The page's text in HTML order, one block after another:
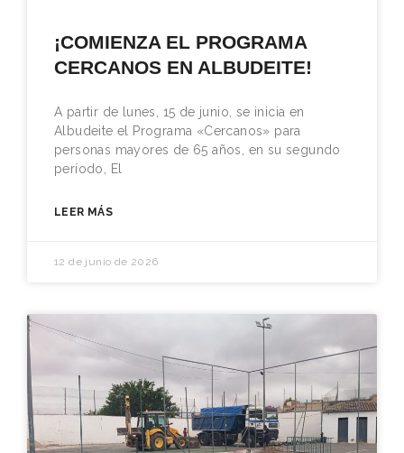
¡COMIENZA EL PROGRAMA
CERCANOS EN ALBUDEITE!
A partir de lunes, 15 de junio, se inicia en
Albudeite el Programa «Cercanos» para
personas mayores de 65 años, en su segundo
período, El
LEER MÁS
12 de junio de 2026